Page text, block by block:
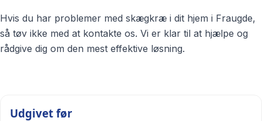
Hvis du har problemer med skægkræ i dit hjem i Fraugde,
så tøv ikke med at kontakte os. Vi er klar til at hjælpe og
rådgive dig om den mest effektive løsning.
Udgivet før